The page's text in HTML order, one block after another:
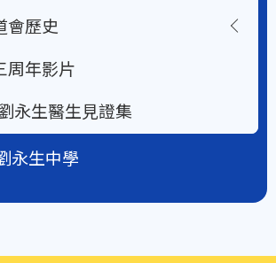
會歷史
周年影片
永生醫生見證集
永生中學